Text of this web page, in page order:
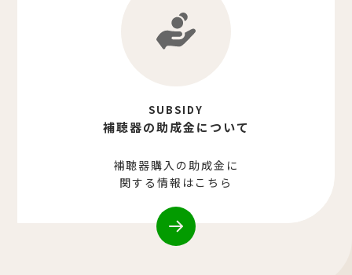
SUBSIDY
補聴器の助成金について
補聴器購入の助成金に
関する情報はこちら